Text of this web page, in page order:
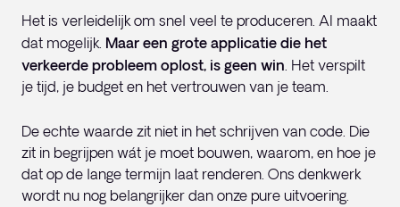
Het is verleidelijk om snel veel te produceren. AI maakt
dat mogelijk. Maar een grote applicatie die het
verkeerde probleem oplost, is geen win. Het verspilt
je tijd, je budget en het vertrouwen van je team.
De echte waarde zit niet in het schrijven van code. Die
zit in begrijpen wát je moet bouwen, waarom, en hoe je
dat op de lange termijn laat renderen. Ons denkwerk
wordt nu nog belangrijker dan onze pure uitvoering.